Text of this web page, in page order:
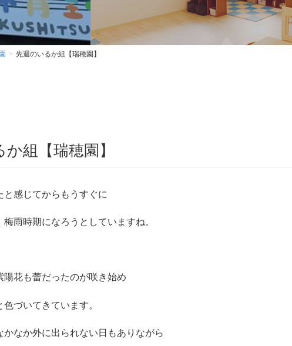
先週のいるか組【瑞穂園】
組【瑞穂園】
と感じてからもうすぐに
雨時期になろうとしていますね。
陽花も蕾だったのが咲き始め
づいてきています。
かなか外に出られない日もありながら